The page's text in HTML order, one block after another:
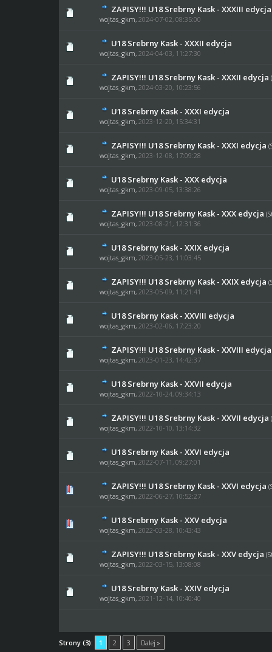
ZAPISY!!! U18 Srebrny Kask - XXXIII edycja
wojtas_gkm,2024-07-02, 08:35:00
0 głosów - średnia 1
U18 Srebrny Kask - XXXII edycja
wojtas_gkm,2024-04-03, 11:27:30
0 głosów - średnia
ZAPISY!!! U18 Srebrny Kask - XXXII edycja
wojtas_gkm,2024-03-20, 10:23:56
0 głosów - średnia 1
U18 Srebrny Kask - XXXI edycja
wojtas_gkm,2023-12-20, 15:34:31
0 głosów - średnia
ZAPISY!!! U18 Srebrny Kask - XXXI edycja
wojtas_gkm,2023-12-08, 17:09:28
0 głosów - średnia 1
U18 Srebrny Kask - XXX edycja
wojtas_gkm,2023-09-05, 13:38:26
0 głosów - średnia
ZAPISY!!! U18 Srebrny Kask - XXX edycja
wojtas_gkm,2023-08-21, 12:31:36
0 głosów - średnia 1
U18 Srebrny Kask - XXIX edycja
wojtas_gkm,2023-05-23, 11:03:45
0 głosów - średnia
ZAPISY!!! U18 Srebrny Kask - XXIX edycja
wojtas_gkm,2023-05-09, 11:21:41
0 głosów - średnia 1
U18 Srebrny Kask - XXVIII edycja
wojtas_gkm,2023-02-06, 17:23:20
0 głosów - średnia
ZAPISY!!! U18 Srebrny Kask - XXVIII edycja
wojtas_gkm,2023-01-23, 14:42:37
0 głosów - średnia 1
U18 Srebrny Kask - XXVII edycja
wojtas_gkm,2022-10-24, 09:34:13
0 głosów - średnia
ZAPISY!!! U18 Srebrny Kask - XXVII edycja
wojtas_gkm,2022-10-10, 13:14:32
0 głosów - średnia 1
U18 Srebrny Kask - XXVI edycja
wojtas_gkm,2022-07-11, 09:27:01
0 głosów - średnia
ZAPISY!!! U18 Srebrny Kask - XXVI edycja
wojtas_gkm,2022-06-27, 10:52:27
0 głosów - średnia 1
U18 Srebrny Kask - XXV edycja
wojtas_gkm,2022-03-28, 10:43:43
0 głosów - średnia
ZAPISY!!! U18 Srebrny Kask - XXV edycja
wojtas_gkm,2022-03-15, 13:08:08
0 głosów - średnia 1
U18 Srebrny Kask - XXIV edycja
wojtas_gkm,2021-12-14, 10:40:40
0 głosów - średnia
Strony (3): 1 2 3 Dalej »